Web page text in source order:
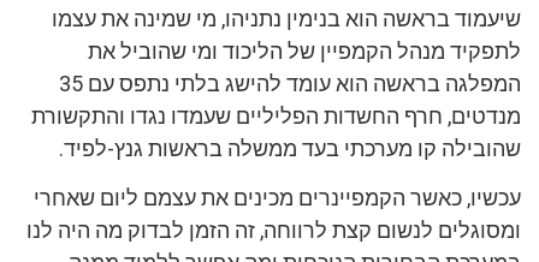
שיעמוד בראשה הוא בנימין נתניהו, מי שמינה את עצמו
לתפקיד מנהל הקמפיין של הליכוד ומי שהוביל את
המפלגה בראשה הוא עומד להישג בלתי נתפס עם 35
מנדטים, חרף החשדות הפליליים שעמדו נגדו והתקשורת
שהובילה קו מערכתי בעד ממשלה בראשות גנץ-לפיד.
עכשיו, כאשר הקמפיינרים מכינים את עצמם ליום שאחרי
ומסוגלים לנשום קצת לרווחה, זה הזמן לבדוק מה היה לנו